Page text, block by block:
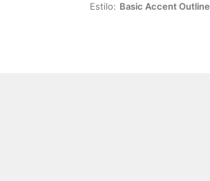
Estilo: Basic Accent Outline